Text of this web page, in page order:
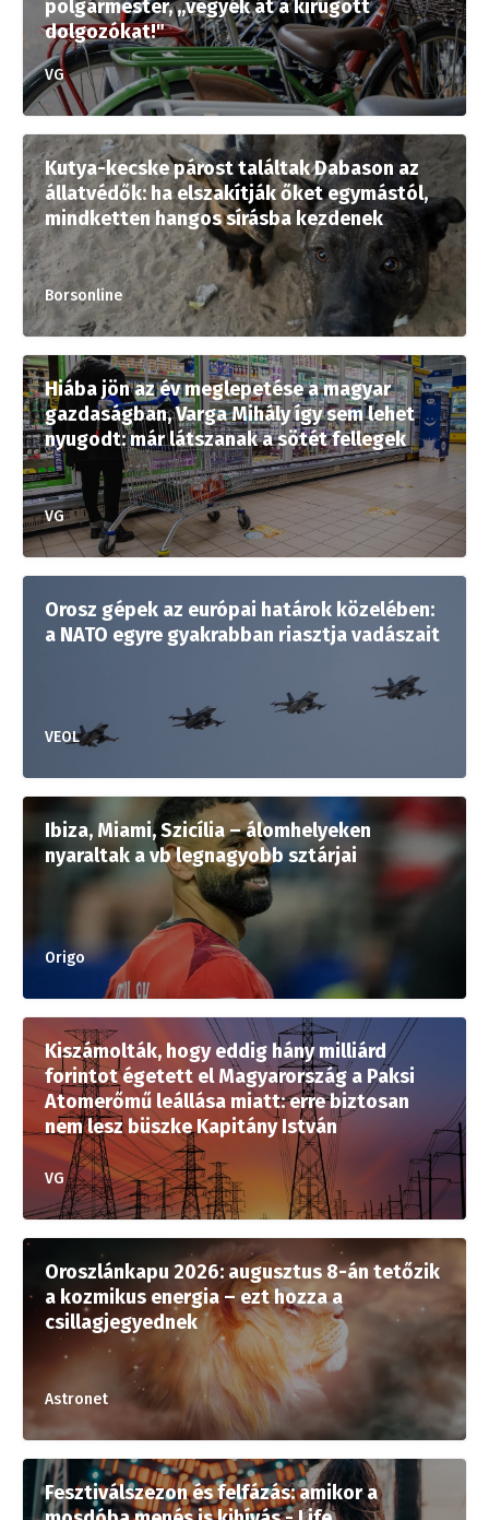
polgármester, „vegyék át a kirúgott
dolgozókat!"
VG
Kutya-kecske párost találtak Dabason az
állatvédők: ha elszakítják őket egymástól,
mindketten hangos sírásba kezdenek
Borsonline
Hiába jön az év meglepetése a magyar
gazdaságban, Varga Mihály így sem lehet
nyugodt: már látszanak a sötét fellegek
VG
Orosz gépek az európai határok közelében:
a NATO egyre gyakrabban riasztja vadászait
VEOL
Ibiza, Miami, Szicília – álomhelyeken
nyaraltak a vb legnagyobb sztárjai
Origo
Kiszámolták, hogy eddig hány milliárd
forintot égetett el Magyarország a Paksi
Atomerőmű leállása miatt: erre biztosan
nem lesz büszke Kapitány István
VG
Oroszlánkapu 2026: augusztus 8-án tetőzik
a kozmikus energia – ezt hozza a
csillagjegyednek
Astronet
Fesztiválszezon és felfázás: amikor a